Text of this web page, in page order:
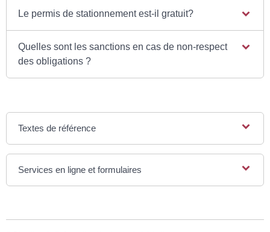
Le permis de stationnement est-il gratuit?
Quelles sont les sanctions en cas de non-respect
des obligations ?
Textes de référence
Services en ligne et formulaires